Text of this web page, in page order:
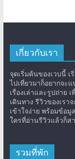
เกี่ยวกับเรา
จุดเริ่มต้นของเวบนี้ เ
ไปเที่ยวมาก็อยากจะ
เรื่องเล่าและรูปถ่าย
เดินทาง รีวิวของเรา
เข้าใจง่าย พร้อมข้อ
ใครที่อ่านรีวิวแล้วก็ส
รวมที่พัก